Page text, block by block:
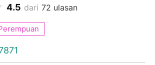
4.5 dari 72 ulasan